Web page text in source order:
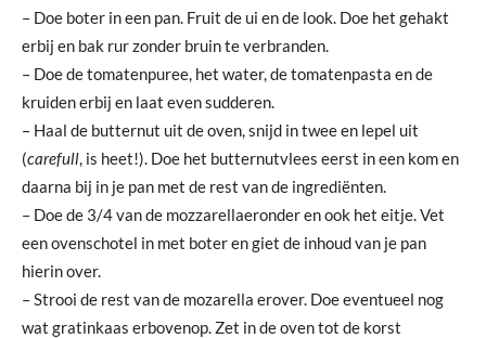
– Doe boter in een pan. Fruit de ui en de look. Doe het gehakt
erbij en bak rur zonder bruin te verbranden.
– Doe de tomatenpuree, het water, de tomatenpasta en de
kruiden erbij en laat even sudderen.
– Haal de butternut uit de oven, snijd in twee en lepel uit
(carefull, is heet!). Doe het butternutvlees eerst in een kom en
daarna bij in je pan met de rest van de ingrediënten.
– Doe de 3/4 van de mozzarellaeronder en ook het eitje. Vet
een ovenschotel in met boter en giet de inhoud van je pan
hierin over.
– Strooi de rest van de mozarella erover. Doe eventueel nog
wat gratinkaas erbovenop. Zet in de oven tot de korst